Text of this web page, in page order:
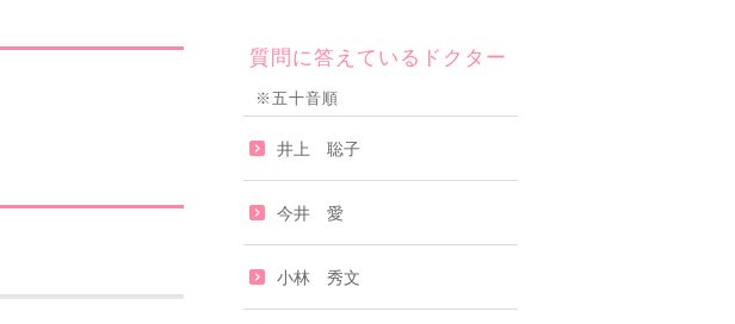
質問に答えているドクター
※五十音順
井上 聡子
今井 愛
小林 秀文